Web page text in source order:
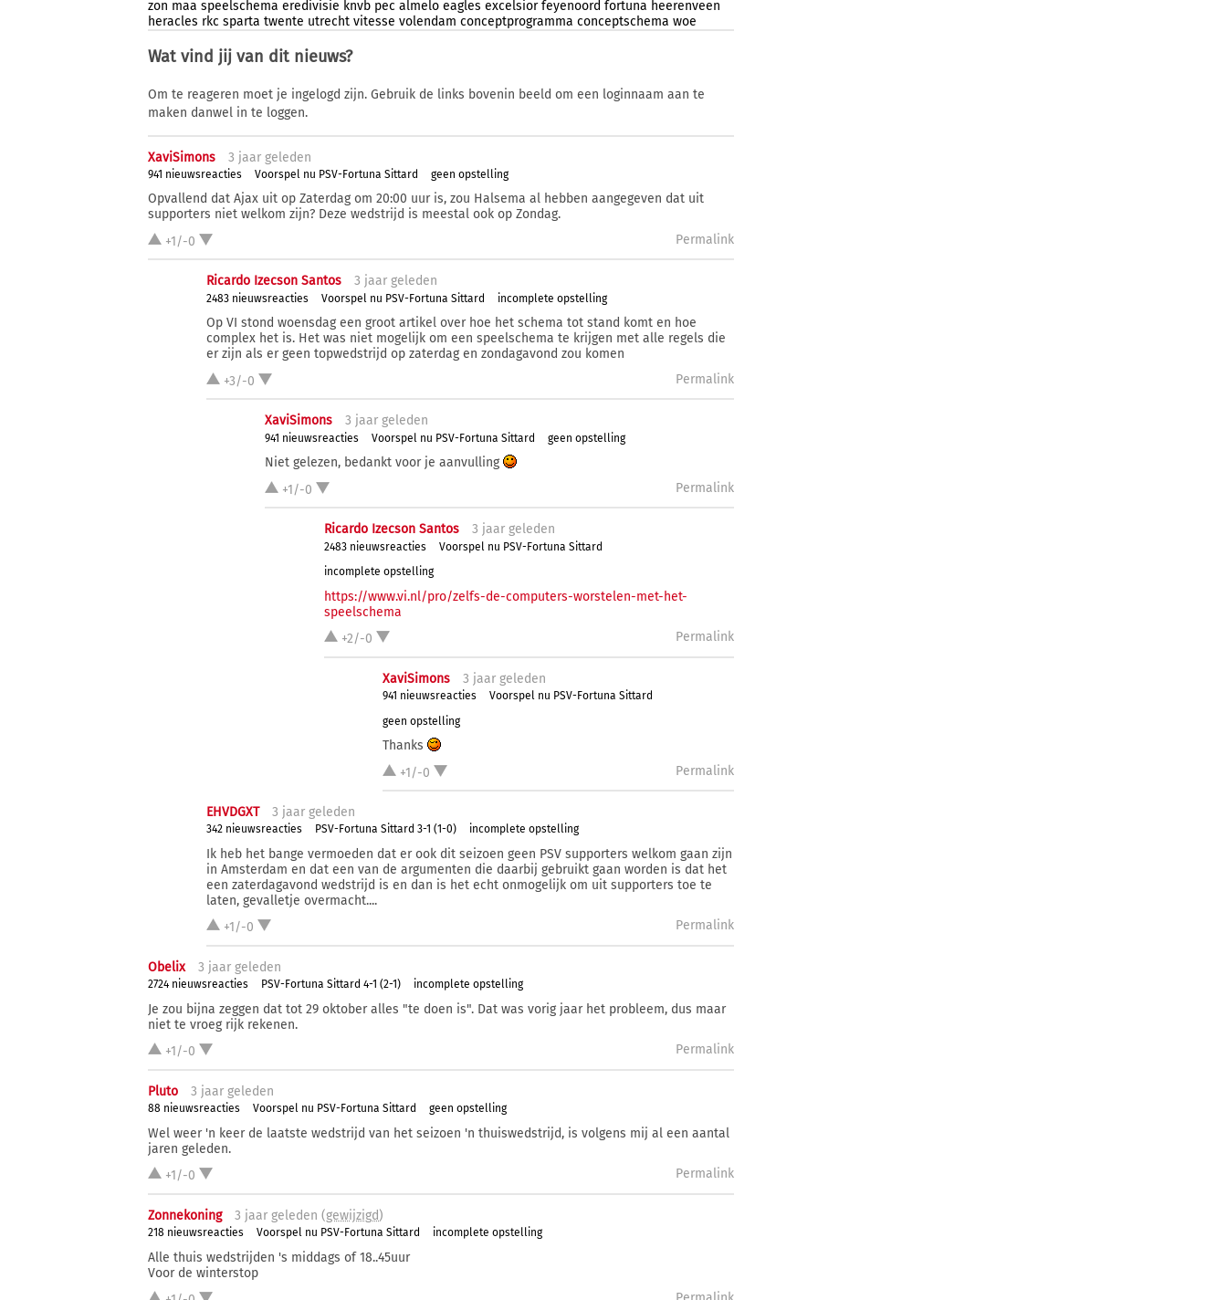
zon maa speelschema eredivisie knvb pec almelo eagles excelsior feyenoord fortuna heerenveen
heracles rkc sparta twente utrecht vitesse volendam conceptprogramma conceptschema woe
Wat vind jij van dit nieuws?
Om te reageren moet je ingelogd zijn. Gebruik de links bovenin beeld om een loginnaam aan te
maken danwel in te loggen.
XaviSimons 3 jaar geleden
941 nieuwsreacties Voorspel nu PSV-Fortuna Sittard geen opstelling
Opvallend dat Ajax uit op Zaterdag om 20:00 uur is, zou Halsema al hebben aangegeven dat uit
supporters niet welkom zijn? Deze wedstrijd is meestal ook op Zondag.
+1/-0
Permalink
Ricardo Izecson Santos 3 jaar geleden
2483 nieuwsreacties Voorspel nu PSV-Fortuna Sittard incomplete opstelling
Op VI stond woensdag een groot artikel over hoe het schema tot stand komt en hoe
complex het is. Het was niet mogelijk om een speelschema te krijgen met alle regels die
er zijn als er geen topwedstrijd op zaterdag en zondagavond zou komen
+3/-0
Permalink
XaviSimons 3 jaar geleden
941 nieuwsreacties Voorspel nu PSV-Fortuna Sittard geen opstelling
Niet gelezen, bedankt voor je aanvulling
+1/-0
Permalink
Ricardo Izecson Santos 3 jaargeleden
2483 nieuwsreacties
Voorspel nu PSV-Fortuna Sittard
incomplete opstelling
https://www.vi.nl/pro/zelfs-de-computers-worstelen-met-het-
speelschema
+2/-0
Permalink
XaviSimons 3 jaargeleden
941 nieuwsreacties
Voorspel nu PSV-Fortuna Sittard
geen opstelling
Thanks
+1/-0
Permalink
EHVDGXT 3 jaar geleden
342 nieuwsreacties PSV-Fortuna Sittard 3-1 (1-0) incomplete opstelling
Ik heb het bange vermoeden dat er ook dit seizoen geen PSV supporters welkom gaan zijn
in Amsterdam en dat een van de argumenten die daarbij gebruikt gaan worden is dat het
een zaterdagavond wedstrijd is en dan is het echt onmogelijk om uit supporters toe te
laten, gevalletje overmacht....
+1/-0
Permalink
Obelix 3 jaar geleden
2724 nieuwsreacties PSV-Fortuna Sittard 4-1 (2-1) incomplete opstelling
Je zou bijna zeggen dat tot 29 oktober alles "te doen is". Dat was vorig jaar het probleem, dus maar
niet te vroeg rijk rekenen.
+1/-0
Permalink
Pluto 3 jaar geleden
88 nieuwsreacties Voorspel nu PSV-Fortuna Sittard geen opstelling
Wel weer 'n keer de laatste wedstrijd van het seizoen 'n thuiswedstrijd, is volgens mij al een aantal
jaren geleden.
+1/-0
Permalink
Zonnekoning 3 jaar geleden (gewijzigd)
218 nieuwsreacties Voorspel nu PSV-Fortuna Sittard incomplete opstelling
Alle thuis wedstrijden 's middags of 18..45uur
Voor de winterstop